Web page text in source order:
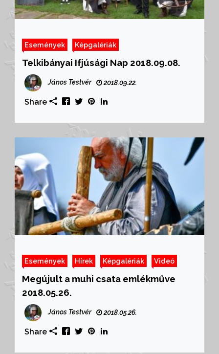
Események Képgalériák
Telkibányai Ifjúsági Nap 2018.09.08.
János Testvér 2018.09.22.
Share
Események Hírek Képgalériák Videó
Megújult a muhi csata emlékműve
2018.05.26.
János Testvér 2018.05.26.
Share